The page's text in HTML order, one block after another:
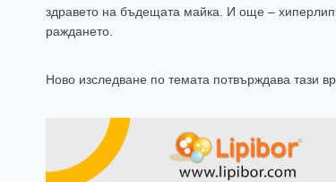
здравето на бъдещата майка. И още –
раждането.
Ново изследване по темата потвърждава тази